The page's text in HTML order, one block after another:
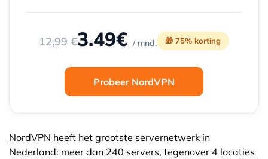
12,99 €3.49€ / mnd. 🎁 75% korting
Probeer NordVPN
NordVPN heeft het grootste servernetwerk in
Nederland: meer dan 240 servers, tegenover 4 locaties